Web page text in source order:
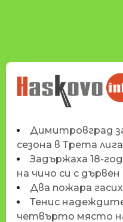
НОВИНИТЕ НА
HASKOVO.INFO
Димитровград
сезона в Трета лига
Задържаха 18-
на чичо си с дървен
Два пожара
Тенис
четвърто място